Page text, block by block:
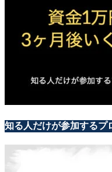
知る人だけが参加するプ